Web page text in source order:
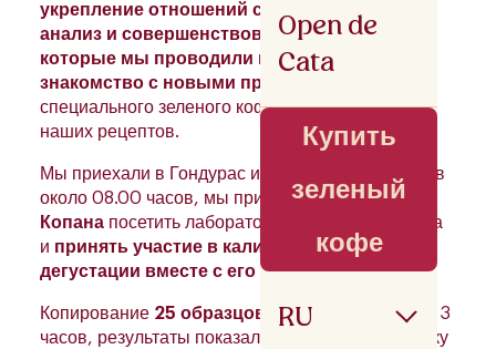
Open de
Cata
Купить
зеленый
кофе
RU
укрепление отношений с производителями,
анализ и совершенствование процессов,
которые мы проводили в прошлом году
знакомство с новыми производителями
специального зеленого кофе для разработки
наших рецептов.
Мы приехали в Гондурас из Гватемалы. Проехав
около 08.00 часов, мы прибыли в Ста. Роза
Копана посетить лабораторию нашего партнера
и принять участие в калибровочной
дегустации вместе с его командой.
Копирование 25 образцов
кофе длилось около 3
часов, результаты показали хорошую калибровку